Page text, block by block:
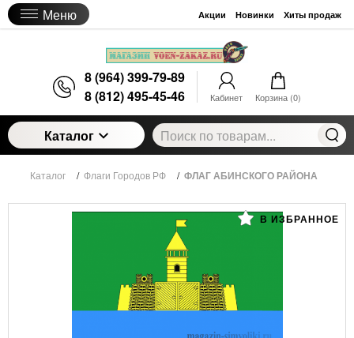
Меню Акции Новинки Хиты продаж
8 (964) 399-79-89
8 (812) 495-45-46
Кабинет Корзина (0)
Каталог
Каталог / Флаги Городов РФ / ФЛАГ АБИНСКОГО РАЙОНА
В ИЗБРАННОЕ